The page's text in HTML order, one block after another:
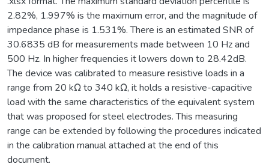
2.82%, 1.997% is the maximum error, and the magnitude of
impedance phase is 1.531%. There is an estimated SNR of
30.6835 dB for measurements made between 10 Hz and
500 Hz. In higher frequencies it lowers down to 28.42dB.
The device was calibrated to measure resistive loads in a
range from 20 kΩ to 340 kΩ, it holds a resistive-capacitive
load with the same characteristics of the equivalent system
that was proposed for steel electrodes. This measuring
range can be extended by following the procedures indicated
in the calibration manual attached at the end of this
document.